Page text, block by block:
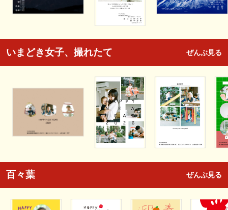
いまどき女子、撮れたて ぜんぶ見る
百々葉 ぜんぶ見る